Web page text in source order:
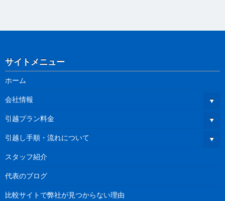
サイトメニュー
ホーム
会社情報
引越プラン料金
引越し手順・流れについて
スタッフ紹介
代表のブログ
比較サイトで弊社が見つからない理由